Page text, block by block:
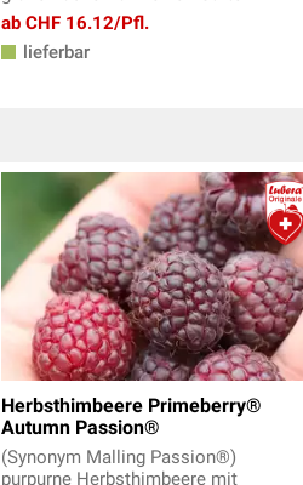
ab CHF 16.12/Pfl.
lieferbar
Herbsthimbeere Primeberry®
Autumn Passion®
(Synonym Malling Passion®)
purpurne Herbsthimbeere mit